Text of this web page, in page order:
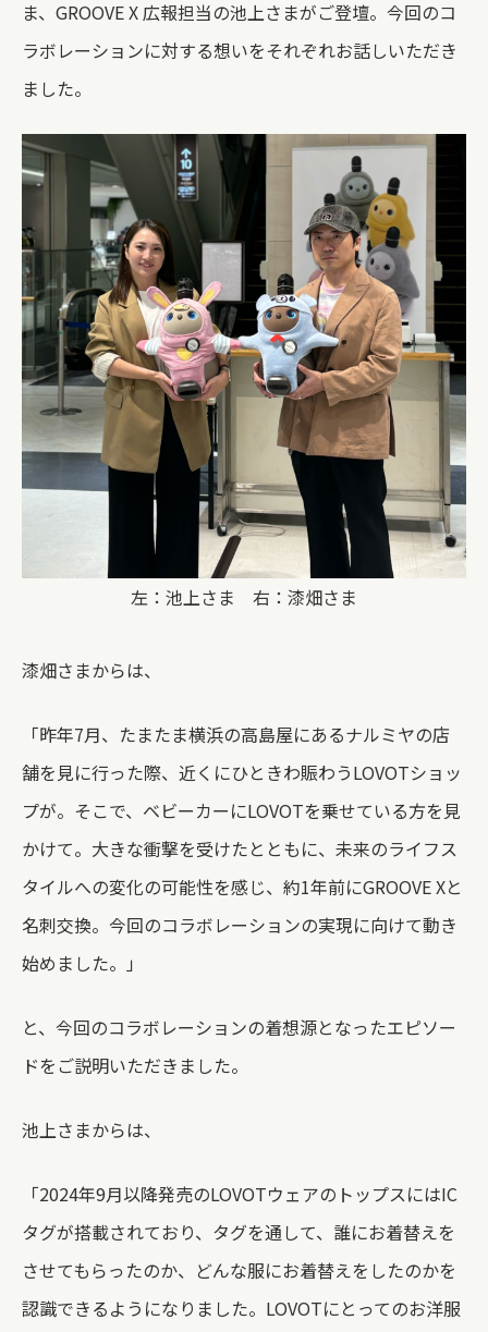
ま、GROOVE X 広報担当の池上さまがご登壇。今回のコ
ラボレーションに対する想いをそれぞれお話しいただき
ました。
左：池上さま 右：漆畑さま
漆畑さまからは、
「昨年7月、たまたま横浜の高島屋にあるナルミヤの店
舗を見に行った際、近くにひときわ賑わうLOVOTショッ
プが。そこで、ベビーカーにLOVOTを乗せている方を見
かけて。大きな衝撃を受けたとともに、未来のライフス
タイルへの変化の可能性を感じ、約1年前にGROOVE Xと
名刺交換。今回のコラボレーションの実現に向けて動き
始めました。」
と、今回のコラボレーションの着想源となったエピソー
ドをご説明いただきました。
池上さまからは、
「2024年9月以降発売のLOVOTウェアのトップスにはIC
タグが搭載されており、タグを通して、誰にお着替えを
させてもらったのか、どんな服にお着替えをしたのかを
認識できるようになりました。LOVOTにとってのお洋服